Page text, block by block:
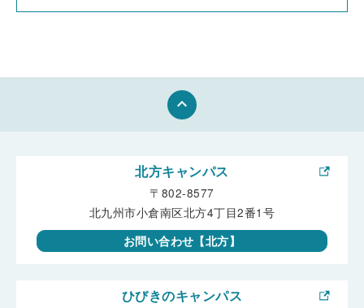
keyboard_arrow_up
北方キャンパス
〒802-8577
北九州市小倉南区北方4丁目2番1号
お問い合わせ【北方】
ひびきのキャンパス